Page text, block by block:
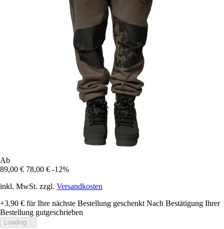
Ab
89,00 € 78,00 € -12%
inkl. MwSt. zzgl. Versandkosten
+3,90 € für Ihre nächste Bestellung geschenkt Nach Bestätigung Ihrer
Bestellung gutgeschrieben
Loading...